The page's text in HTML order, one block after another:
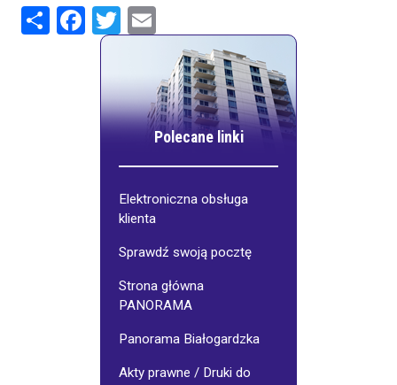
ShareFacebook
Twitter
Polecane linki
Elektroniczna obsługa
klienta
Sprawdź swoją pocztę
Strona główna
PANORAMA
Panorama Białogardzka
Akty prawne / Druki do